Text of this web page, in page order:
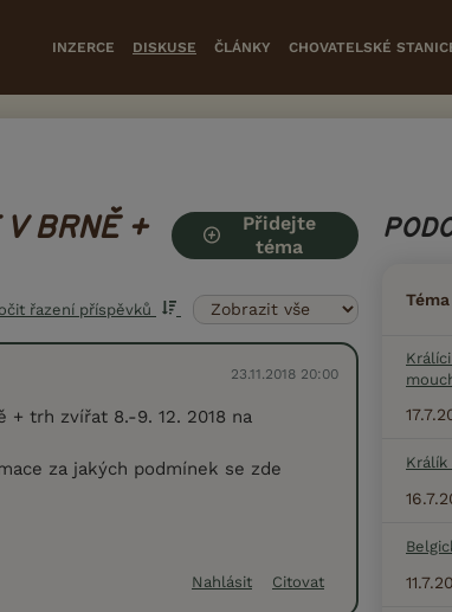
INZERCE DISKUSE ČLÁNKY CHOVATELSKÉ
V BRNĚ +
Přidejte
téma
řazení příspěvků
23.11.2018 20:00
+ trh zvířat 8.-9. 12. 2018 na
za jakých podmínek se zde
Nahlásit Citovat
Téma